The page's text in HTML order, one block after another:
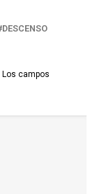
DESCENSO
Los campos